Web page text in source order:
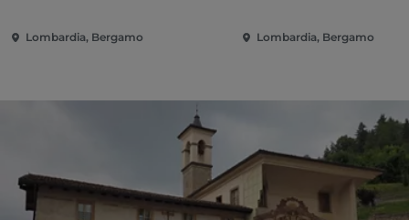
Lombardia, Bergamo Lombardia, Bergamo